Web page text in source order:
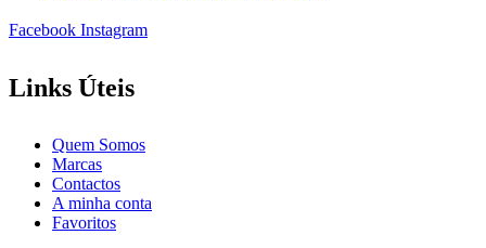
Facebook Instagram
Links Úteis
Quem Somos
Marcas
Contactos
A minha conta
Favoritos